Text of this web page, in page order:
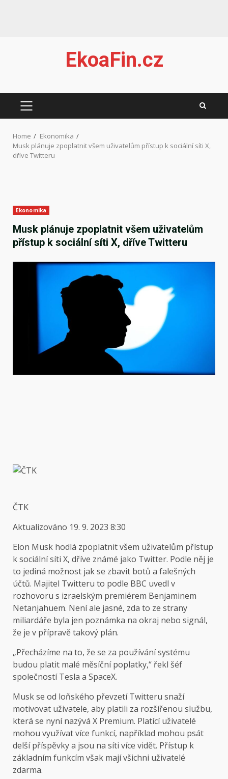
EkoaFin.cz
PRIMARY
Home
Ekonomika
Musk plánuje zpoplatnit všem uživatelům přístup k sociální síti X,
dříve Twitteru
Ekonomika
Musk plánuje zpoplatnit všem uživatelům
přístup k sociální síti X, dříve Twitteru
ČTK
Aktualizováno 19. 9. 2023 8:30
Elon Musk hodlá zpoplatnit všem uživatelům přístup
k sociální síti X, dříve známé jako Twitter. Podle něj je
to jediná možnost jak se zbavit botů a falešných
účtů. Majitel Twitteru to podle BBC uvedl v
rozhovoru s izraelským premiérem Benjaminem
Netanjahuem. Není ale jasné, zda to ze strany
miliardáře byla jen poznámka na okraj nebo signál,
že je v přípravě takový plán.
„Přecházíme na to, že se za používání systému
budou platit malé měsíční poplatky,“ řekl šéf
společností Tesla a SpaceX.
Musk se od loňského převzetí Twitteru snaží
motivovat uživatele, aby platili za rozšířenou službu,
která se nyní nazývá X Premium. Platící uživatelé
mohou využívat více funkcí, například mohou psát
delší příspěvky a jsou na síti více vidět. Přístup k
základním funkcím však mají všichni uživatelé
zdarma.